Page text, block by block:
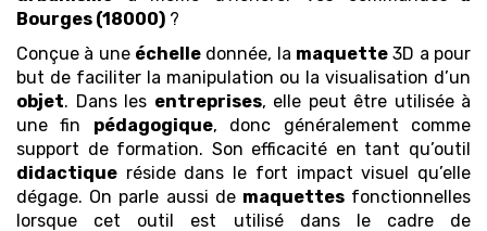
Bourges (18000) ?
Conçue à une échelle donnée, la maquette 3D a pour
but de faciliter la manipulation ou la visualisation d’un
objet. Dans les entreprises, elle peut être utilisée à
une fin pédagogique, donc généralement comme
support de formation. Son efficacité en tant qu’outil
didactique réside dans le fort impact visuel qu’elle
dégage. On parle aussi de maquettesfonctionnelles
lorsque cet outil est utilisé dans le cadre de